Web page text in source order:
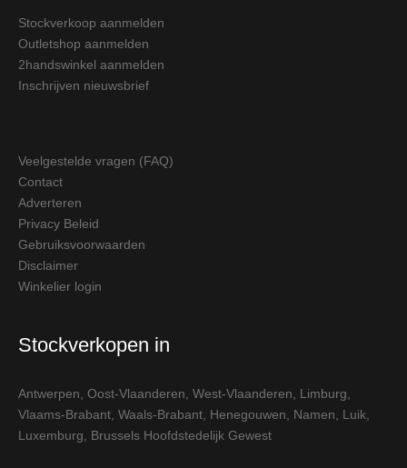
Stockverkoop aanmelden
Outletshop aanmelden
2handswinkel aanmelden
Inschrijven nieuwsbrief
Veelgestelde vragen (FAQ)
Contact
Adverteren
Privacy Beleid
Gebruiksvoorwaarden
Disclaimer
Winkelier login
Stockverkopen in
Antwerpen Oost-Vlaanderen West-Vlaanderen Limburg
Vlaams-Brabant Waals-Brabant Henegouwen Namen Luik
Luxemburg
Brussels Hoofdstedelijk Gewest